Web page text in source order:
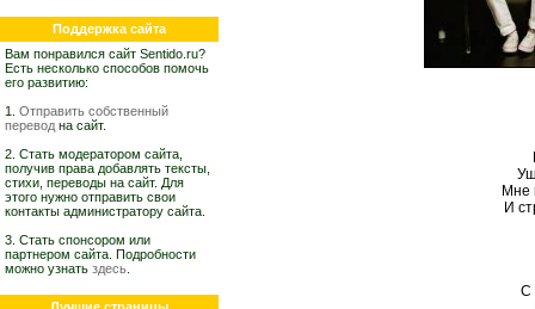
Поддержка сайта
Вам понравился сайт Sentido.ru?
Есть несколько способов помочь
его развитию:
1. Отправить собственный
перевод на сайт.
2. Стать модератором сайта,
получив права добавлять тексты,
стихи, переводы на сайт. Для
этого нужно отправить свои
контакты администратору сайта.
3. Стать спонсором или
партнером сайта. Подробности
можно узнать здесь
Мне
И
С